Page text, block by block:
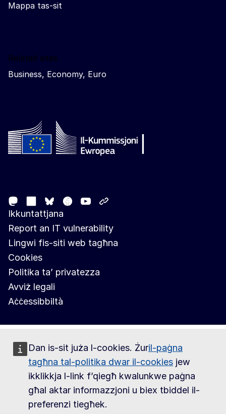
Dan is-sit juża l-cookies. Żuril-paġna
tagħna tal-politika dwar il-cookies jew
ikklikkja l-link f’qiegħ kwalunkwe paġna
għal aktar informazzjoni u biex tbiddel il-
preferenzi tiegħek.
Mappa tas-sit
Related sites
Business, Economy, Euro
MastodonLinkedIn
Bluesky
Facebook
Youtube
Ikkuntattjana
Report an IT vulnerability
Lingwi fis-siti web tagħna
Cookies
Politika ta’ privatezza
Avviż legali
Aċċessibbiltà